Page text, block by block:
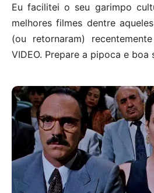
Eu facilitei o seu garimpo
melhores filmes dentre
(ou retornaram)
VIDEO. Prepare a pipoca e boa